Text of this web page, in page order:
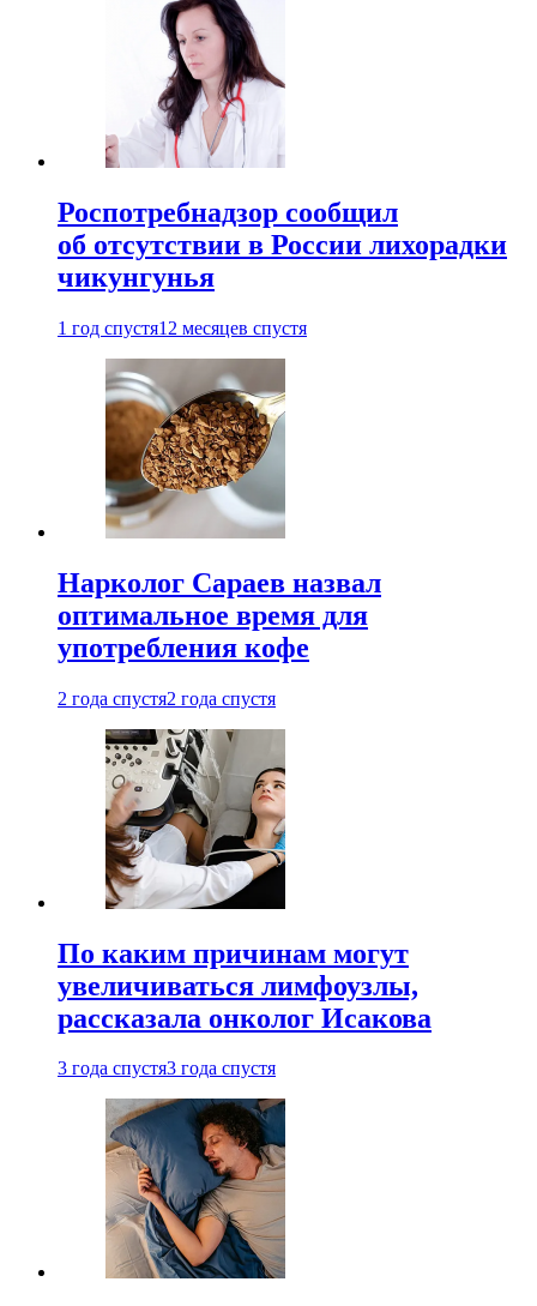
Роспотребнадзор сообщил
об отсутствии в России лихорадки
чикунгунья
1 год спустя12 месяцев спустя
Нарколог Сараев назвал
оптимальное время для
употребления кофе
2 года спустя2 года спустя
По каким причинам могут
увеличиваться лимфоузлы,
рассказала онколог Исакова
3 года спустя3 года спустя